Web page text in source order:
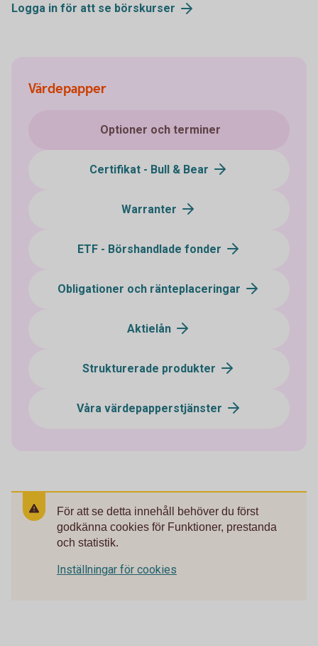
Logga in för att se börskurser
Värdepapper
Optioner och terminer
Certifikat - Bull & Bear
Warranter
ETF - Börshandlade fonder
Obligationer och ränteplaceringar
Aktielån
Strukturerade produkter
Våra värdepapperstjänster
För att se detta innehåll behöver du först
godkänna cookies för Funktioner, prestanda
och statistik.
Inställningar för cookies